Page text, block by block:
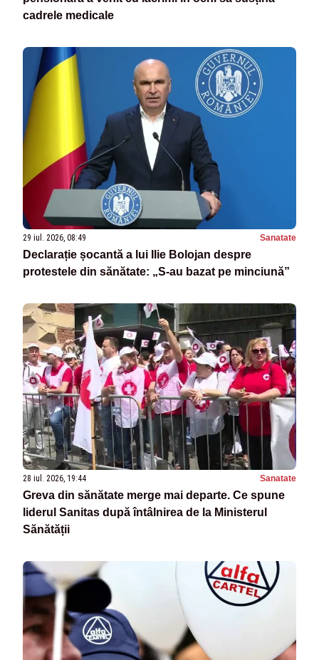
cadrele medicale
29 iul. 2026, 08:49 Sanatate
Declarație șocantă a lui Ilie Bolojan despre
protestele din sănătate: „S-au bazat pe minciună”
28 iul. 2026, 19:44 Sanatate
Greva din sănătate merge mai departe. Ce spune
liderul Sanitas după întâlnirea de la Ministerul
Sănătății